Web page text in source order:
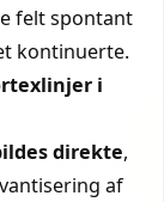
felt spontant
kontinuerte.
i
direkte,
af